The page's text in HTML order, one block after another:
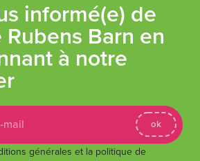
informé(e) de
Barn en
à notre
générales et la politique de